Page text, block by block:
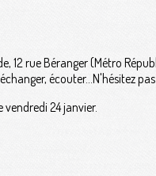
12 rue Béranger (Métro
écouter...N'hésitez pas
vendredi 24 janvier.